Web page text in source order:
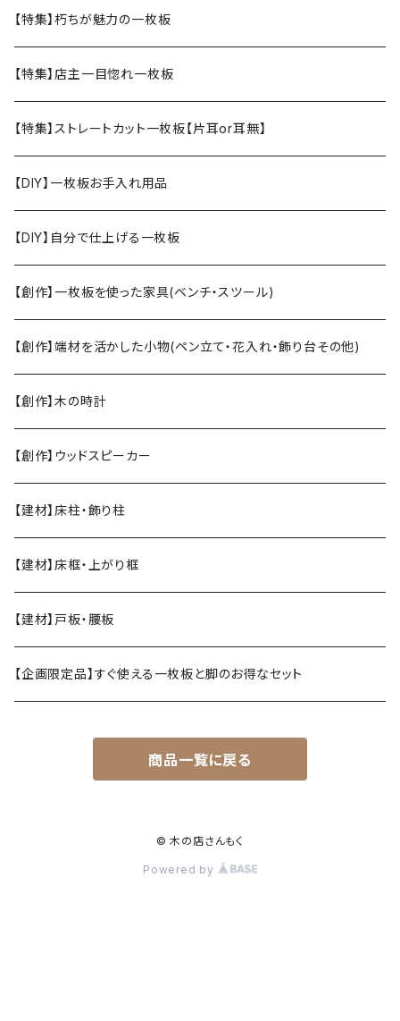
【特集】朽ちが魅力の一枚板
【特集】店主一目惚れ一枚板
【特集】ストレートカット一枚板【片耳or耳無】
【DIY】一枚板お手入れ用品
【DIY】自分で仕上げる一枚板
【創作】一枚板を使った家具(ベンチ・スツール)
【創作】端材を活かした小物(ペン立て・花入れ・飾り台その他)
【創作】木の時計
【創作】ウッドスピーカー
【建材】床柱・飾り柱
【建材】床框・上がり框
【建材】戸板・腰板
【企画限定品】すぐ使える一枚板と脚のお得なセット
商品一覧に戻る
© 木の店さんもく
Powered by